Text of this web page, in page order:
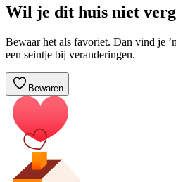
Wil je dit huis niet
Bewaar het als favoriet. Dan vind je
een seintje bij veranderingen.
Bewaren